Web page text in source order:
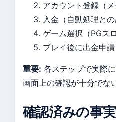
アカウント登録（
入金（自動処理との
ゲーム選択（PGス
プレイ後に出金申請
重要: 各ステップで実際に
画面上の確認が十分でな
確認済みの事